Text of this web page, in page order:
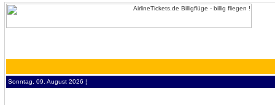
Sonntag, 09. August 2026 ¦